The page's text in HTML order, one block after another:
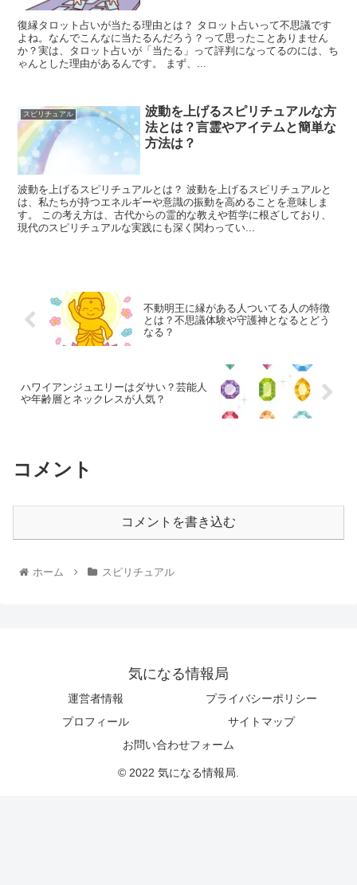
復縁タロット占いが当たる理由とは？ タロット占いって不思議です
よね。なんでこんなに当たるんだろう？って思ったことありません
か？実は、タロット占いが「当たる」って評判になってるのには、ち
ゃんとした理由があるんです。 まず、...
スピリチュアル
波動を上げるスピリチュアルな方
法とは？言霊やアイテムと簡単な
方法は？
波動を上げるスピリチュアルとは？ 波動を上げるスピリチュアルと
は、私たちが持つエネルギーや意識の振動を高めることを意味しま
す。 この考え方は、古代からの霊的な教えや哲学に根ざしており、
現代のスピリチュアルな実践にも深く関わってい...
不動明王に縁がある人ついてる人の特徴
とは？不思議体験や守護神となるとどう
なる？
ハワイアンジュエリーはダサい？芸能人
や年齢層とネックレスが人気？
コメント
コメントを書き込む
ホーム スピリチュアル
気になる情報局
運営者情報
プライバシーポリシー
プロフィール
サイトマップ
お問い合わせフォーム
© 2022 気になる情報局.